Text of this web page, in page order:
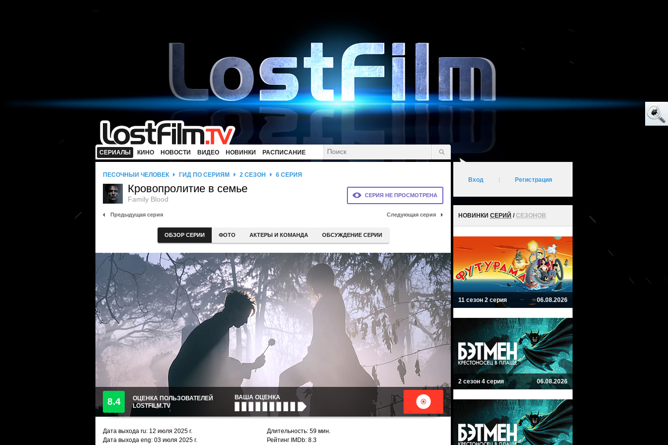
СЕРИАЛЫ КИНО НОВОСТИ ВИДЕО НОВИНКИ РАСПИСАНИЕ
СЕРИЯ НЕ ПРОСМОТРЕНА
ПЕСОЧНЫЙ ЧЕЛОВЕК ГИД ПО СЕРИЯМ 2 СЕЗОН 6 СЕРИЯ
Кровопролитие в семье
Family Blood
Предыдущая серия Следующая серия
ОБЗОР СЕРИИ ФОТО АКТЕРЫ И КОМАНДА ОБСУЖДЕНИЕ СЕРИИ
8.4
ОЦЕНКА ПОЛЬЗОВАТЕЛЕЙ
LOSTFILM.TV
ВАША ОЦЕНКА
Дата выхода ru: 12 июля 2025 г.
Дата выхода eng: 03 июля 2025 г.
Длительность: 59 мин.
Рейтинг IMDb: 8.3
Вход Регистрация
НОВИНКИ СЕРИЙ /СЕЗОНОВ
11 сезон 2 серия 06.08.2026
2 сезон 4 серия 06.08.2026